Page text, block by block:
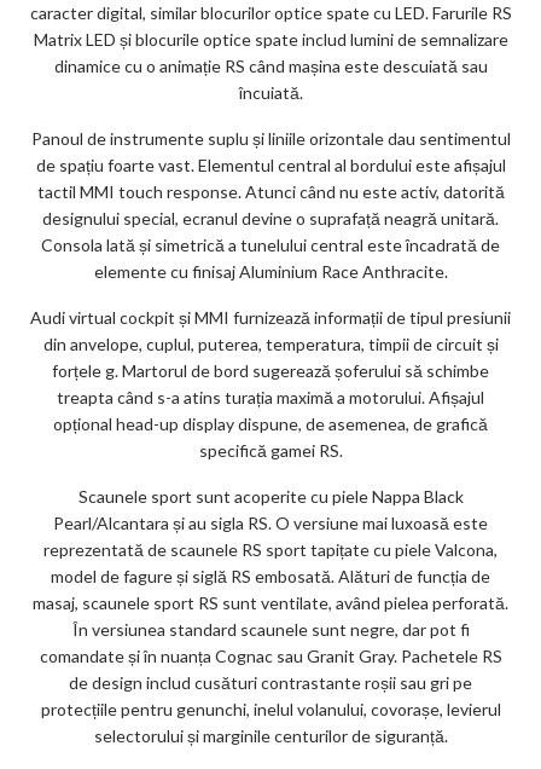
caracter digital, similar blocurilor optice spate cu LED. Farurile RS
Matrix LED și blocurile optice spate includ lumini de semnalizare
dinamice cu o animație RS când mașina este descuiată sau
încuiată.
Panoul de instrumente suplu și liniile orizontale dau sentimentul
de spațiu foarte vast. Elementul central al bordului este afișajul
tactil MMI touch response. Atunci când nu este activ, datorită
designului special, ecranul devine o suprafață neagră unitară.
Consola lată și simetrică a tunelului central este încadrată de
elemente cu finisaj Aluminium Race Anthracite.
Audi virtual cockpit și MMI furnizează informații de tipul presiunii
din anvelope, cuplul, puterea, temperatura, timpii de circuit și
forțele g. Martorul de bord sugerează șoferului să schimbe
treapta când s-a atins turația maximă a motorului. Afișajul
opțional head-up display dispune, de asemenea, de grafică
specifică gamei RS.
Scaunele sport sunt acoperite cu piele Nappa Black
Pearl/Alcantara și au sigla RS. O versiune mai luxoasă este
reprezentată de scaunele RS sport tapițate cu piele Valcona,
model de fagure și siglă RS embosată. Alături de funcția de
masaj, scaunele sport RS sunt ventilate, având pielea perforată.
În versiunea standard scaunele sunt negre, dar pot fi
comandate și în nuanța Cognac sau Granit Gray. Pachetele RS
de design includ cusături contrastante roșii sau gri pe
protecțiile pentru genunchi, inelul volanului, covorașe, levierul
selectorului și marginile centurilor de siguranță.